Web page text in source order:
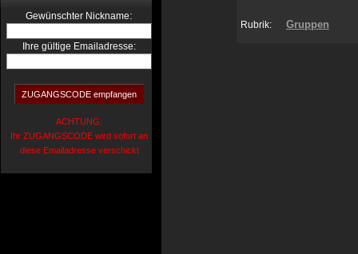
Gewünschter Nickname:
Ihre gültige Emailadresse:
ACHTUNG:
Ihr ZUGANGSCODE wird sofort an
diese Emailadresse verschickt
Rubrik: Gruppen